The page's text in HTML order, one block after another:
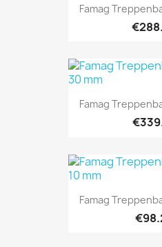
Famag
Famag
Famag